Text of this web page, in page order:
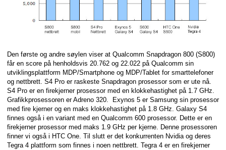
Den første og andre søylen viser at Qualcomm Snapdragon 800 (S800)
får en score på henholdsvis 20.762 og 22.022 på Qualcomm sin
utviklingsplattform MDP/Smartphone og MDP/Tablet for smarttelefoner
og nettbrett. S4 Pro er raskeste Snapdragon prosessor som er ute nå.
S4 Pro er en firekjerner prosessor med en klokkehastighet på 1.7 GHz.
Grafikkprosessoren er Adreno 320. Exynos 5 er Samsung sin prosessor
med fire kjerner og en maks klokkehastighet på 1.8 GHz. Galaxy S4
finnes også i en variant med en Qualcomm 600 prosessor. Dette er en
firekjerner prosessor med maks 1.9 GHz per kjerne. Denne prosessoren
finner vi også i HTC One. Til slutt er det konkurrenten Nvidia og deres
Tegra 4 plattform som finnes i noen nettbrett. Tegra 4 er en firekjerner